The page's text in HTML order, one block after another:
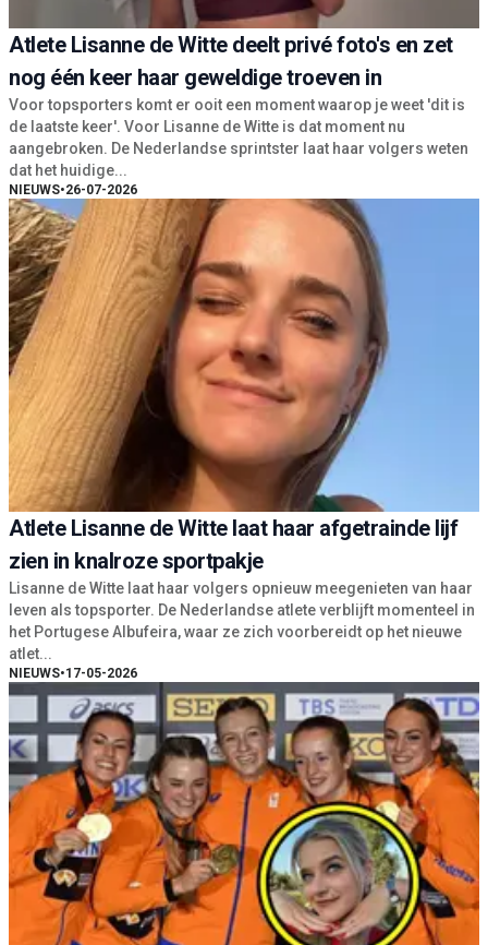
Atlete Lisanne de Witte deelt privé foto's en zet
nog één keer haar geweldige troeven in
Voor topsporters komt er ooit een moment waarop je weet 'dit is
de laatste keer'. Voor Lisanne de Witte is dat moment nu
aangebroken. De Nederlandse sprintster laat haar volgers weten
dat het huidige...
NIEUWS•26-07-2026
Atlete Lisanne de Witte laat haar afgetrainde lijf
zien in knalroze sportpakje
Lisanne de Witte laat haar volgers opnieuw meegenieten van haar
leven als topsporter. De Nederlandse atlete verblijft momenteel in
het Portugese Albufeira, waar ze zich voorbereidt op het nieuwe
atlet...
NIEUWS•17-05-2026